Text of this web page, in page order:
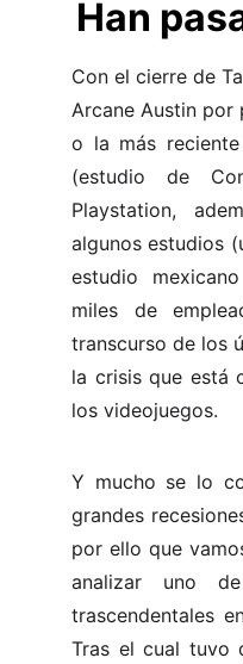
Han
Con el cierre de
Arcane Austin por
o la más
(estudio de
Playstation,
algunos estudios
estudio
miles de
transcurso de los
la crisis que está
los videojuegos.
Y mucho se lo
grandes
por ello que
analizar uno
trascendentales
Tras el cual tuvo